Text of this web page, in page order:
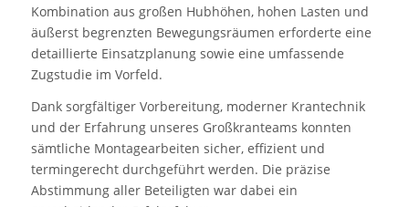
Kombination aus großen Hubhöhen, hohen Lasten und
äußerst begrenzten Bewegungsräumen erforderte eine
detaillierte Einsatzplanung sowie eine umfassende
Zugstudie im Vorfeld.
Dank sorgfältiger Vorbereitung, moderner Krantechnik
und der Erfahrung unseres Großkranteams konnten
sämtliche Montagearbeiten sicher, effizient und
termingerecht durchgeführt werden. Die präzise
Abstimmung aller Beteiligten war dabei ein